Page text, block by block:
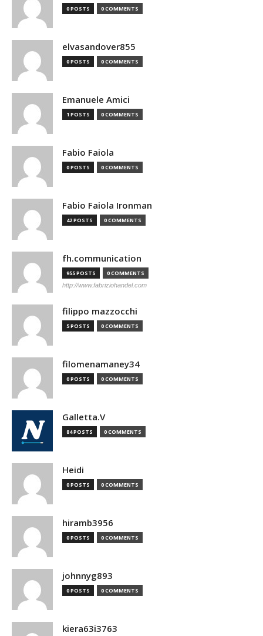
0 POSTS 0 COMMENTS
elvasandover855
0 POSTS 0 COMMENTS
Emanuele Amici
1 POSTS 0 COMMENTS
Fabio Faiola
0 POSTS 0 COMMENTS
Fabio Faiola Ironman
42 POSTS 0 COMMENTS
fh.communication
955 POSTS 0 COMMENTS
http://www.fabriziohandel.com
filippo mazzocchi
5 POSTS 0 COMMENTS
filomenamaney34
0 POSTS 0 COMMENTS
Galletta.V
84 POSTS 0 COMMENTS
Heidi
0 POSTS 0 COMMENTS
hiramb3956
0 POSTS 0 COMMENTS
johnnyg893
0 POSTS 0 COMMENTS
kiera63i3763